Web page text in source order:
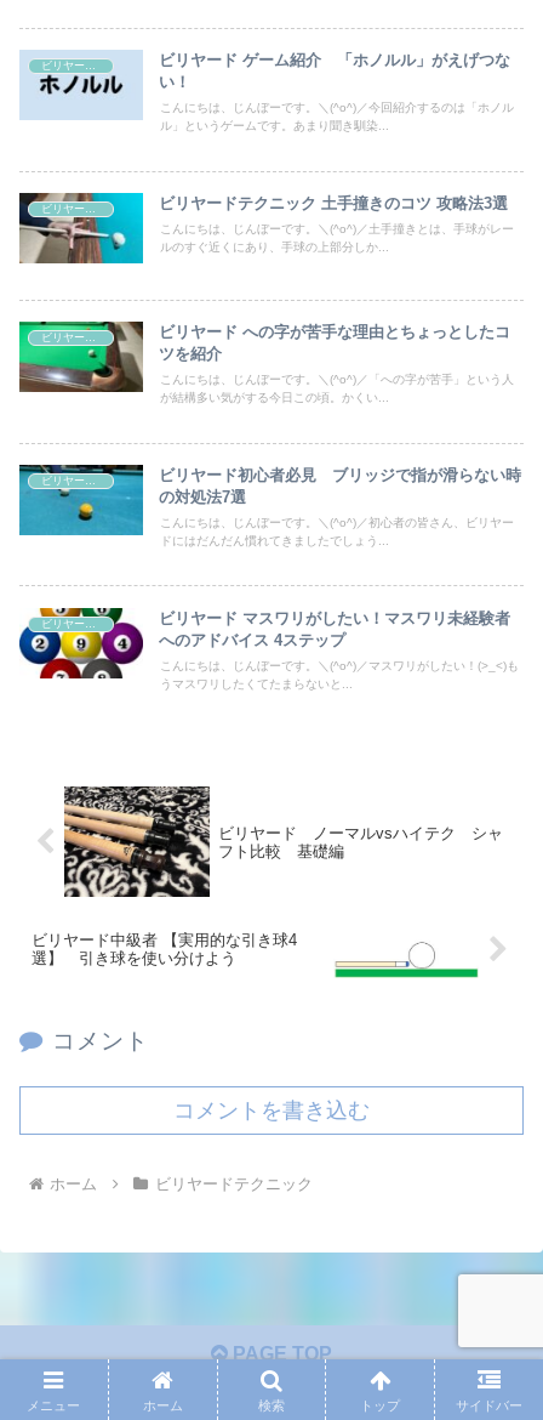
ビリヤードテクニック
ビリヤード ゲーム紹介 「ホノルル」がえげつな
い！
こんにちは、じんぼーです。＼(^o^)／今回紹介するのは「ホノル
ル」というゲームです。あまり聞き馴染...
ビリヤードテクニック ビリヤードテクニック 土手撞きのコツ 攻略法3選
こんにちは、じんぼーです。＼(^o^)／土手撞きとは、手球がレー
ルのすぐ近くにあり、手球の上部分しか...
ビリヤードテクニック
ビリヤード への字が苦手な理由とちょっとしたコ
ツを紹介
こんにちは、じんぼーです。＼(^o^)／「への字が苦手」という人
が結構多い気がする今日この頃。かくい...
ビリヤードテクニック
ビリヤード初心者必見 ブリッジで指が滑らない時
の対処法7選
こんにちは、じんぼーです。＼(^o^)／初心者の皆さん、ビリヤー
ドにはだんだん慣れてきましたでしょう...
ビリヤードテクニック
ビリヤード マスワリがしたい！マスワリ未経験者
へのアドバイス 4ステップ
こんにちは、じんぼーです。＼(^o^)／マスワリがしたい！(>_<)も
うマスワリしたくてたまらないと...
ビリヤード ノーマルvsハイテク シャ
フト比較 基礎編
ビリヤード中級者 【実用的な引き球4
選】 引き球を使い分けよう
コメント
コメントを書き込む
ホーム ビリヤードテクニック
PAGE TOP
メニュー ホーム 検索 トップ サイドバー